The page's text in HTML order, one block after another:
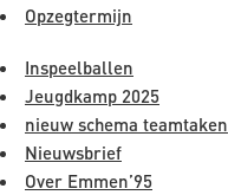
Opzegtermijn
Inspeelballen
Jeugdkamp 2025
nieuw schema teamtaken
Nieuwsbrief
Over Emmen’95